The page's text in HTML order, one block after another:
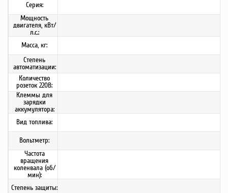
Серия:
Мощность
двигателя, кВт/
л.с.:
Масса, кг:
Степень
автоматизации:
Количество
розеток 220В:
Клеммы для
зарядки
аккумулятора:
Вид топлива:
Вольтметр:
Частота
вращения
коленвала (об/
мин):
Степень защиты: